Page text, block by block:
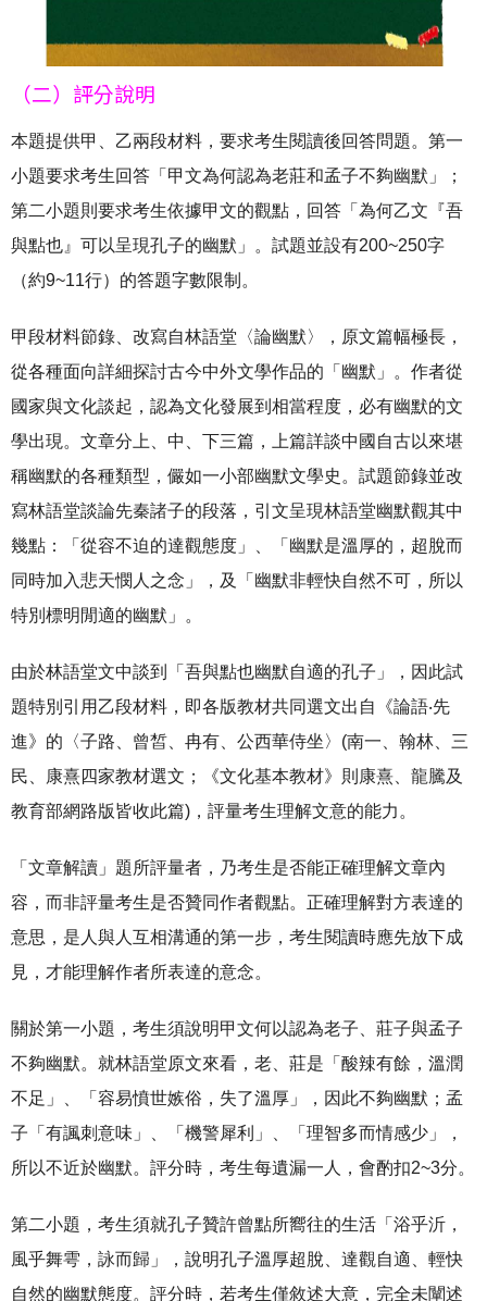
（二）評分說明
本題提供甲、乙兩段材料，要求考生閱讀後回答問題。第一
小題要求考生回答「甲文為何認為老莊和孟子不夠幽默」；
第二小題則要求考生依據甲文的觀點，回答「為何乙文『吾
與點也』可以呈現孔子的幽默」。試題並設有200~250字
（約9~11行）的答題字數限制。
甲段材料節錄、改寫自林語堂〈論幽默〉，原文篇幅極長，
從各種面向詳細探討古今中外文學作品的「幽默」。作者從
國家與文化談起，認為文化發展到相當程度，必有幽默的文
學出現。文章分上、中、下三篇，上篇詳談中國自古以來堪
稱幽默的各種類型，儼如一小部幽默文學史。試題節錄並改
寫林語堂談論先秦諸子的段落，引文呈現林語堂幽默觀其中
幾點：「從容不迫的達觀態度」、「幽默是溫厚的，超脫而
同時加入悲天憫人之念」，及「幽默非輕快自然不可，所以
特別標明閒適的幽默」。
由於林語堂文中談到「吾與點也幽默自適的孔子」，因此試
題特別引用乙段材料，即各版教材共同選文出自《論語‧先
進》的〈子路、曾皙、冉有、公西華侍坐〉(南一、翰林、三
民、康熹四家教材選文；《文化基本教材》則康熹、龍騰及
教育部網路版皆收此篇)，評量考生理解文意的能力。
「文章解讀」題所評量者，乃考生是否能正確理解文章內
容，而非評量考生是否贊同作者觀點。正確理解對方表達的
意思，是人與人互相溝通的第一步，考生閱讀時應先放下成
見，才能理解作者所表達的意念。
關於第一小題，考生須說明甲文何以認為老子、莊子與孟子
不夠幽默。就林語堂原文來看，老、莊是「酸辣有餘，溫潤
不足」、「容易憤世嫉俗，失了溫厚」，因此不夠幽默；孟
子「有諷刺意味」、「機警犀利」、「理智多而情感少」，
所以不近於幽默。評分時，考生每遺漏一人，會酌扣2~3分。
第二小題，考生須就孔子贊許曾點所嚮往的生活「浴乎沂，
風乎舞雩，詠而歸」，說明孔子溫厚超脫、達觀自適、輕快
自然的幽默態度。評分時，若考生僅敘述大意，完全未闡述